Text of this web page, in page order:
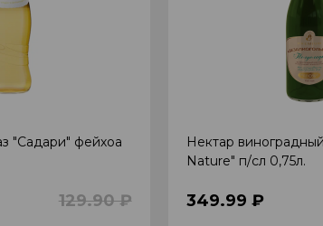
"Садари" фейхоа
129.90 ₽
Нектар
Nature" п/сл 0,75л.
349.99 ₽